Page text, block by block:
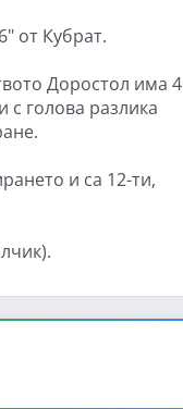
от Кубрат.
Доростол има 4
с голова разлика
и са 12-ти,